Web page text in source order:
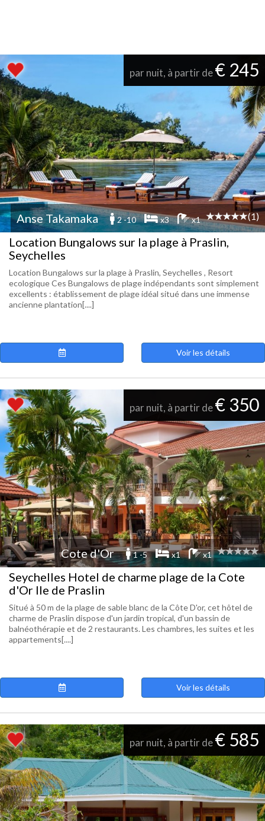
par nuit, à partir de€ 245
Anse Takamaka 2 -10 x3 x1 (1)
Location Bungalows sur la plage à Praslin,
Seychelles
Location Bungalows sur la plage à Praslin, Seychelles , Resort
ecologique Ces Bungalows de plage indépendants sont simplement
excellents : établissement de plage idéal situé dans une immense
ancienne plantation[....]
Voir les détails
par nuit, à partir de€ 350
Cote d'Or 1 -5 x1 x1
Seychelles Hotel de charme plage de la Cote
d'Or Ile de Praslin
Situé à 50 m de la plage de sable blanc de la Côte D'or, cet hôtel de
charme de Praslin dispose d'un jardin tropical, d'un bassin de
balnéothérapie et de 2 restaurants. Les chambres, les suites et les
appartements[....]
Voir les détails
par nuit, à partir de€ 585